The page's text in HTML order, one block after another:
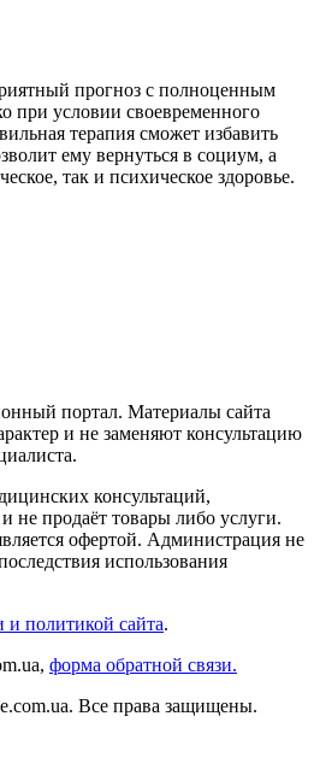
прогноз с полноценным
при условии своевременного
терапия сможет избавить
ему вернуться в социум, а
так и психическое здоровье.
портал. Материалы сайта
и не заменяют консультацию
консультаций,
не продаёт товары либо услуги.
офертой. Администрация не
использования
и политикой сайта.
форма обратной связи.
Все права защищены.